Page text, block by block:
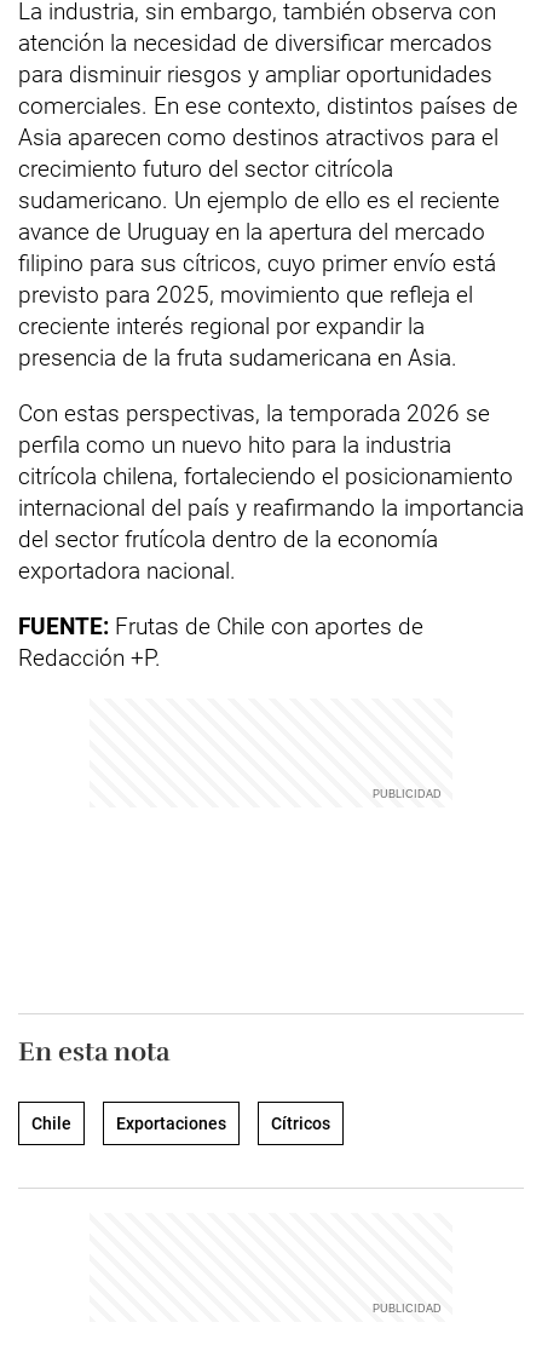
La industria, sin embargo, también observa con
atención la necesidad de diversificar mercados
para disminuir riesgos y ampliar oportunidades
comerciales. En ese contexto, distintos países de
Asia aparecen como destinos atractivos para el
crecimiento futuro del sector citrícola
sudamericano. Un ejemplo de ello es el reciente
avance de Uruguay en la apertura del mercado
filipino para sus cítricos, cuyo primer envío está
previsto para 2025, movimiento que refleja el
creciente interés regional por expandir la
presencia de la fruta sudamericana en Asia.
Con estas perspectivas, la temporada 2026 se
perfila como un nuevo hito para la industria
citrícola chilena, fortaleciendo el posicionamiento
internacional del país y reafirmando la importancia
del sector frutícola dentro de la economía
exportadora nacional.
FUENTE: Frutas de Chile con aportes de
Redacción +P.
En esta nota
Chile Exportaciones Cítricos